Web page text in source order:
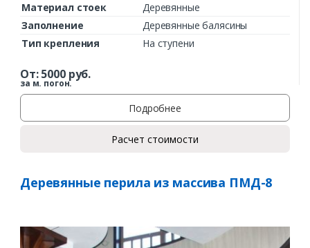
Материал стоек
Деревянные
Заполнение
Деревянные балясины
Тип крепления
На ступени
От:5000руб.
за м. погон.
Подробнее
Расчет стоимости
Деревянные перила из массива ПМД-8